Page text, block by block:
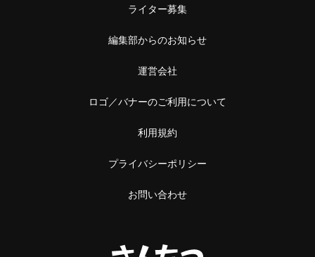
ライター募集
編集部からのお知らせ
運営会社
ロゴ／バナーのご利用について
利用規約
プライバシーポリシー
お問い合わせ